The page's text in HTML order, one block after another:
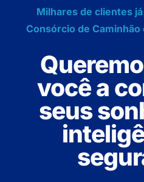
Milhares de clientes
Consórcio de Caminhão
você a
seus